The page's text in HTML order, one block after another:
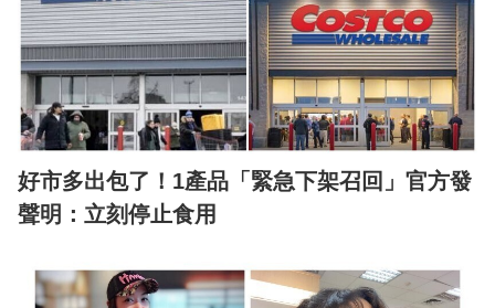
好市多出包了！1產品「緊急下架召回」官方發
聲明：立刻停止食用